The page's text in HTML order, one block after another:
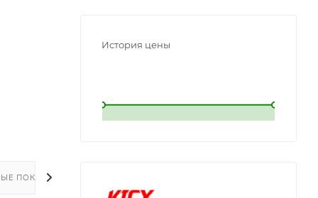
ПОКУПКИ
История цены